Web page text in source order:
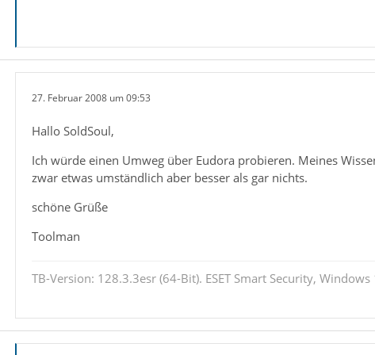
27. Februar 2008 um 09:53
Hallo SoldSoul,
Ich würde einen Umweg über Eudora probieren. Meines
zwar etwas umständlich aber besser als gar nichts.
schöne Grüße
Toolman
TB-Version: 128.3.3esr (64-Bit). ESET Smart Security, Windows